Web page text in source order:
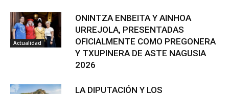
Actualidad
ONINTZA ENBEITA Y AINHOA
URREJOLA, PRESENTADAS
OFICIALMENTE COMO PREGONERA
Y TXUPINERA DE ASTE NAGUSIA
2026
LA DIPUTACIÓN Y LOS